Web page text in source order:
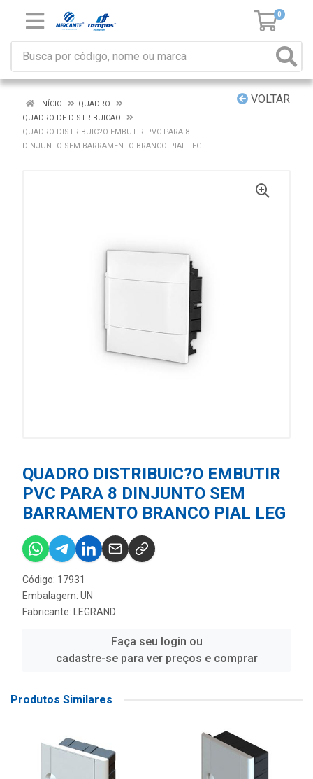
0
VOLTAR
INÍCIO
QUADRO
QUADRO DE DISTRIBUICAO
QUADRO DISTRIBUIC?O EMBUTIR PVC PARA 8
DINJUNTO SEM BARRAMENTO BRANCO PIAL LEG
QUADRO DISTRIBUIC?O EMBUTIR
PVC PARA 8 DINJUNTO SEM
BARRAMENTO BRANCO PIAL LEG
Código: 17931
Embalagem: UN
Fabricante:
LEGRAND
Faça seu login ou
cadastre-se para ver preços e comprar
Produtos Similares